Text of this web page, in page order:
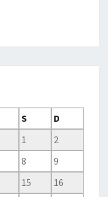
S
D
1
2
8
9
15
16